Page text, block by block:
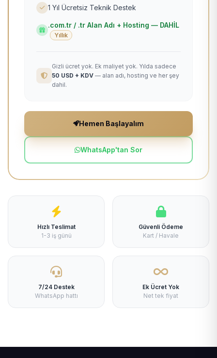
1 Yıl Ücretsiz Teknik Destek
.com.tr / .tr Alan Adı + Hosting — DAHİL
Yıllık
Gizli ücret yok. Ek maliyet yok. Yılda sadece
50 USD + KDV — alan adı, hosting ve her şey
dahil.
Hemen Başlayalım
WhatsApp'tan Sor
Hızlı Teslimat
1-3 iş günü
Güvenli Ödeme
Kart / Havale
7/24 Destek
WhatsApp hattı
Ek Ücret Yok
Net tek fiyat